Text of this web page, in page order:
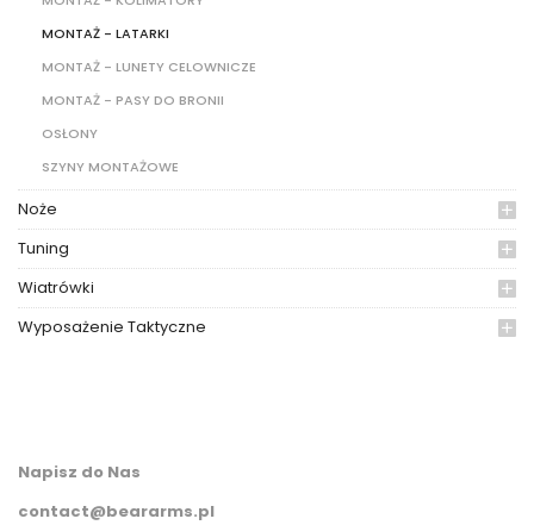
MONTAŻ - LATARKI
MONTAŻ - LUNETY CELOWNICZE
MONTAŻ - PASY DO BRONII
OSŁONY
SZYNY MONTAŻOWE
Noże
Tuning
Wiatrówki
Wyposażenie Taktyczne
Napisz do Nas
contact@beararms.pl